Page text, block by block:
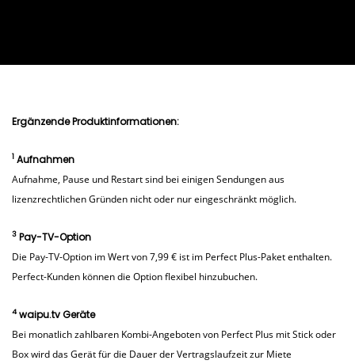
Ergänzende Produktinformationen:
1 Aufnahmen
Aufnahme, Pause und Restart sind bei einigen Sendungen aus
lizenzrechtlichen Gründen nicht oder nur eingeschränkt möglich.
3 Pay-TV-Option
Die Pay-TV-Option im Wert von 7,99 € ist im Perfect Plus-Paket enthalten.
Perfect-Kunden können die Option flexibel hinzubuchen.
4waipu.tv Geräte
Bei monatlich zahlbaren Kombi-Angeboten von Perfect Plus mit Stick oder
Box wird das Gerät für die Dauer der Vertragslaufzeit zur Miete